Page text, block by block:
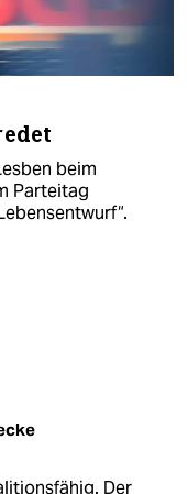
beim
Parteitag
Der